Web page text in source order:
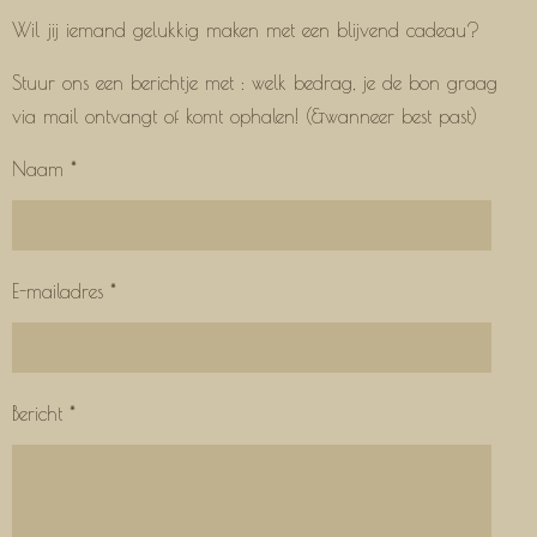
Wil jij iemand gelukkig maken met een blijvend cadeau?
Stuur ons een berichtje met : welk bedrag, je de bon graag
via mail ontvangt of komt ophalen! (&wanneer best past)
Naam *
E-mailadres *
Bericht *